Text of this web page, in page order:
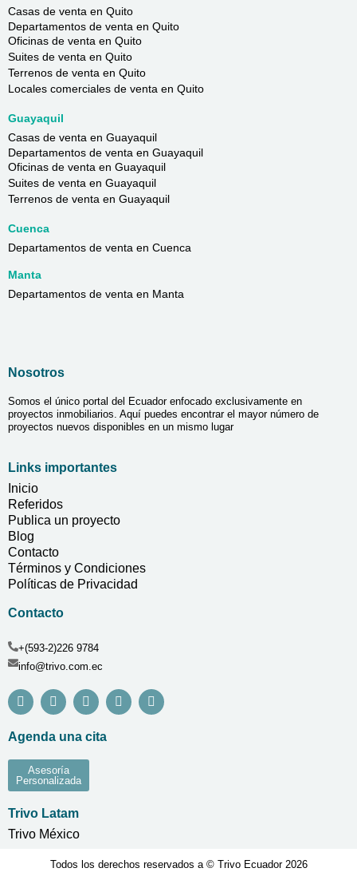
Casas de venta en Quito
Departamentos de venta en Quito
Oficinas de venta en Quito
Suites de venta en Quito
Terrenos de venta en Quito
Locales comerciales de venta en Quito
Guayaquil
Casas de venta en Guayaquil
Departamentos de venta en Guayaquil
Oficinas de venta en Guayaquil
Suites de venta en Guayaquil
Terrenos de venta en Guayaquil
Cuenca
Departamentos de venta en Cuenca
Manta
Departamentos de venta en Manta
Nosotros
Somos el único portal del Ecuador enfocado exclusivamente en
proyectos inmobiliarios. Aquí puedes encontrar el mayor número de
proyectos nuevos disponibles en un mismo lugar
Links importantes
Inicio
Referidos
Publica un proyecto
Blog
Contacto
Términos y Condiciones
Políticas de Privacidad
Contacto
+(593-2)226 9784
info@trivo.com.ec
Agenda una cita
Asesoría
Personalizada
Trivo Latam
Trivo México
Todos los derechos reservados a © Trivo Ecuador 2026